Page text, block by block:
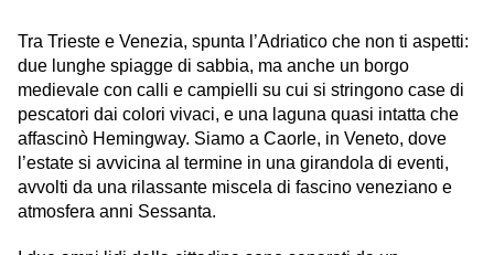
Tra Trieste e Venezia, spunta l’Adriatico che non ti aspetti:
due lunghe spiagge di sabbia, ma anche un borgo
medievale con calli e campielli su cui si stringono case di
pescatori dai colori vivaci, e una laguna quasi intatta che
affascinò Hemingway. Siamo a Caorle, in Veneto, dove
l’estate si avvicina al termine in una girandola di eventi,
avvolti da una rilassante miscela di fascino veneziano e
atmosfera anni Sessanta.